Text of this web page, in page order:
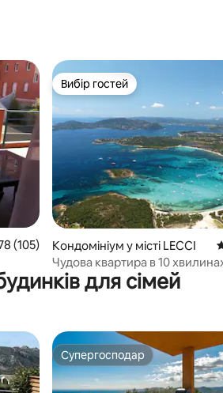
оцінка: 4,78 з 5, відгуки: 105
(105)
Вибір гостей
Вибір гостей
Кондомініум у місті LECCI
Чудова квартира в 10
від пляжудля сімей
Супергосподар
Супергосподар